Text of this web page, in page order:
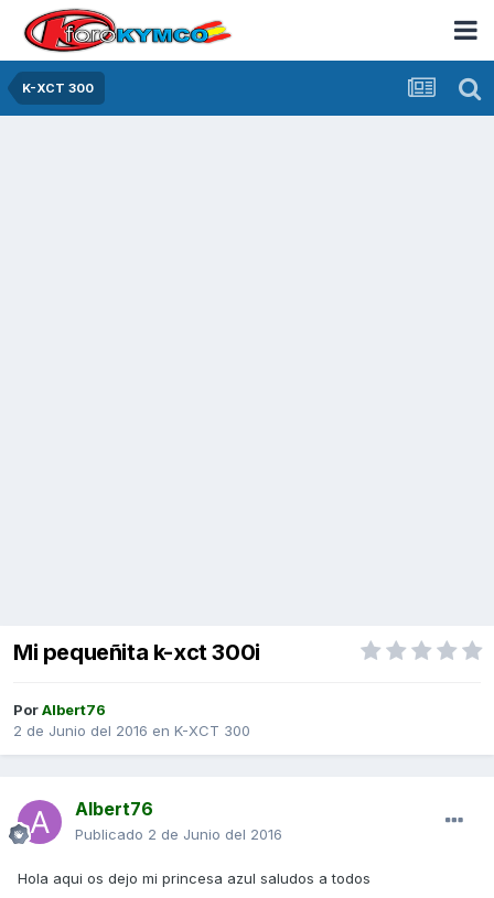
K-XCT 300
Mi pequeñita k-xct 300i
PorAlbert76
2 de Junio del 2016 en K-XCT 300
Albert76
Publicado 2 de Junio del 2016
Hola aqui os dejo mi princesa azul saludos a todos